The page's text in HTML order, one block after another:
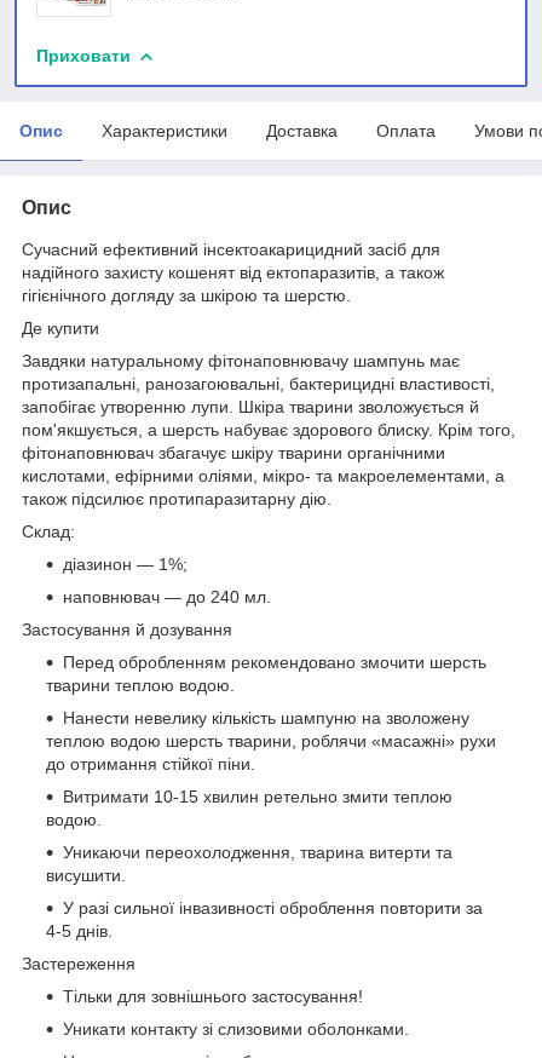
Приховати
Опис Характеристики Доставка Оплата Умови
Опис
Сучасний ефективний інсектоакарицидний засіб для
надійного захисту кошенят від ектопаразитів, а також
гігієнічного догляду за шкірою та шерстю.
Де купити
Завдяки натуральному фітонаповнювачу шампунь має
протизапальні, ранозагоювальні, бактерицидні властивості,
запобігає утворенню лупи. Шкіра тварини зволожується й
пом'якшується, а шерсть набуває здорового блиску. Крім того,
фітонаповнювач збагачує шкіру тварини органічними
кислотами, ефірними оліями, мікро- та макроелементами, а
також підсилює протипаразитарну дію.
Склад:
діазинон — 1%;
наповнювач — до 240 мл.
Застосування й дозування
Перед обробленням рекомендовано змочити шерсть
тварини теплою водою.
Нанести невелику кількість шампуню на зволожену
теплою водою шерсть тварини, роблячи «масажні» рухи
до отримання стійкої піни.
Витримати 10-15 хвилин ретельно змити теплою
водою.
Уникаючи переохолодження, тварина витерти та
висушити.
У разі сильної інвазивності оброблення повторити за
4-5 днів.
Застереження
Тільки для зовнішнього застосування!
Уникати контакту зі слизовими оболонками.